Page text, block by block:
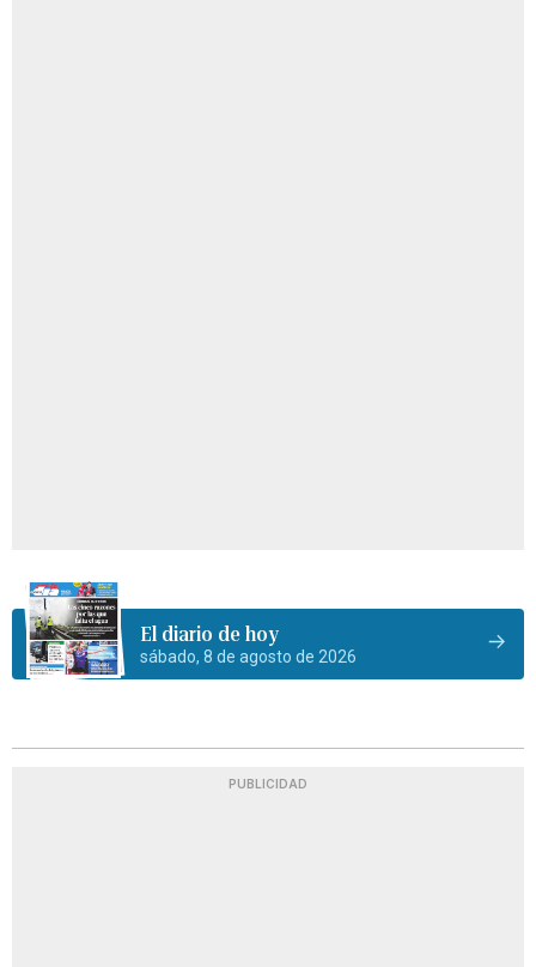
El diario de hoy
sábado, 8 de agosto de 2026
PUBLICIDAD